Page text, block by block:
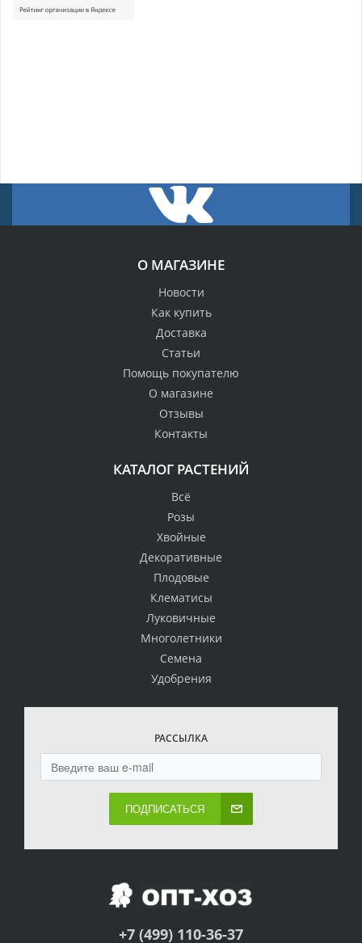
О МАГАЗИНЕ
Новости
Как купить
Доставка
Статьи
Помощь покупателю
О магазине
Отзывы
Контакты
КАТАЛОГ РАСТЕНИЙ
Всё
Розы
Хвойные
Декоративные
Плодовые
Клематисы
Луковичные
Многолетники
Семена
Удобрения
РАССЫЛКА
ПОДПИСАТЬСЯ
+7 (499) 110-36-37